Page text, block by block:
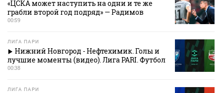
«ЦСКА может наступить на одни и те же
грабли второй год подряд» — Радимов
00:59
ЛИГА ПАРИ
Нижний Новгород - Нефтехимик. Голы и
лучшие моменты (видео). Лига PARI. Футбол
00:38
ЛИГА ПАРИ